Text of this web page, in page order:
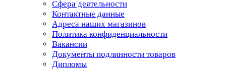
Сфера деятельности
Контактные данные
Адреса наших магазинов
Политика конфиденциальности
Вакансии
Документы подлинности товаров
Дипломы